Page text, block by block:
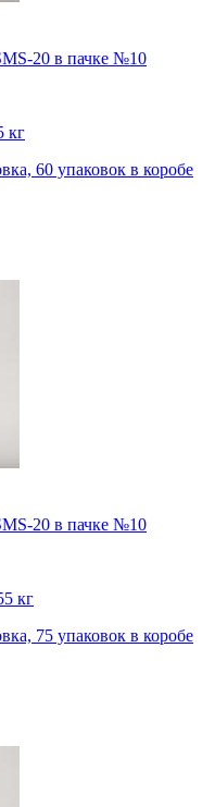
20 в пачке №10
кг
60 упаковок в коробе
20 в пачке №10
кг
75 упаковок в коробе